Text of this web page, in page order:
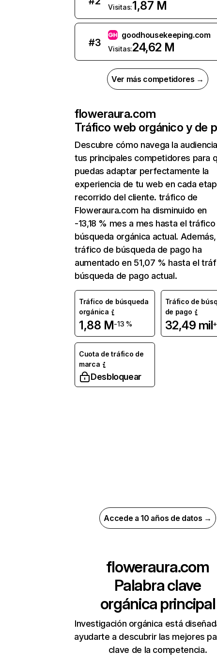
Visitas:1,87 M
#3
goodhousekeeping.com
Visitas:24,62 M
Ver más competidores →
floweraura.com
Tráfico web orgánico y de
Descubre cómo navega la
tus principales competidores para
puedas adaptar perfectamente la
experiencia de tu web en cada
recorrido del cliente. tráfico de
Floweraura.com ha disminuido en
-13,18 % mes a mes hasta el
búsqueda orgánica actual.
tráfico de búsqueda de pago ha
aumentado en 51,07 % hasta el
búsqueda de pago actual.
Tráfico de búsqueda
orgánica
1,88 M-13 %
Tráfico de
de pago
32,49 mil
Cuota de tráfico de
marca
Desbloquear
Accede a 10 años de datos →
floweraura.com
Palabra clave
orgánica principal
Investigación orgánica está
ayudarte a descubrir las mejores
clave de la competencia.